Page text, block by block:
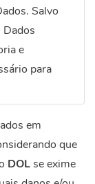
Salvo
e
para
em
que
DOLse exime